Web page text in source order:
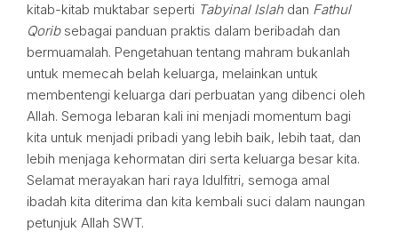
kitab-kitab muktabar seperti Tabyinal Islah dan Fathul
Qoribsebagai panduan praktis dalam beribadah dan
bermuamalah. Pengetahuan tentang mahram bukanlah
untuk memecah belah keluarga, melainkan untuk
membentengi keluarga dari perbuatan yang dibenci oleh
Allah. Semoga lebaran kali ini menjadi momentum bagi
kita untuk menjadi pribadi yang lebih baik, lebih taat, dan
lebih menjaga kehormatan diri serta keluarga besar kita.
Selamat merayakan hari raya Idulfitri, semoga amal
ibadah kita diterima dan kita kembali suci dalam naungan
petunjuk Allah SWT.